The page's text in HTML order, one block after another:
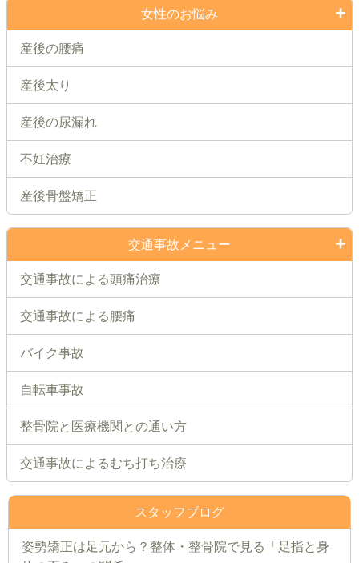
女性のお悩み
産後の腰痛
産後太り
産後の尿漏れ
不妊治療
産後骨盤矯正
交通事故メニュー
交通事故による頭痛治療
交通事故による腰痛
バイク事故
自転車事故
整骨院と医療機関との通い方
交通事故によるむち打ち治療
スタッフブログ
姿勢矯正は足元から？整体・整骨院で見る「足指と身